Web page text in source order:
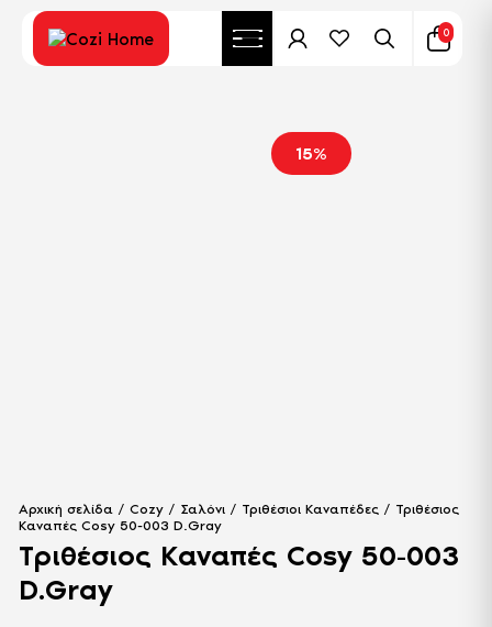
0
15%
Αρχική σελίδα / Cozy/ Σαλόνι/ Τριθέσιοι Καναπέδες / Τριθέσιος
Καναπές Cosy 50-003 D.Gray
Τριθέσιος Καναπές Cosy 50-003
D.Gray